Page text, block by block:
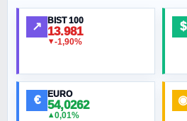
↗ BIST 100
13.981
▼-1,90%
$
€ EURO
54,0262
▲0,01%